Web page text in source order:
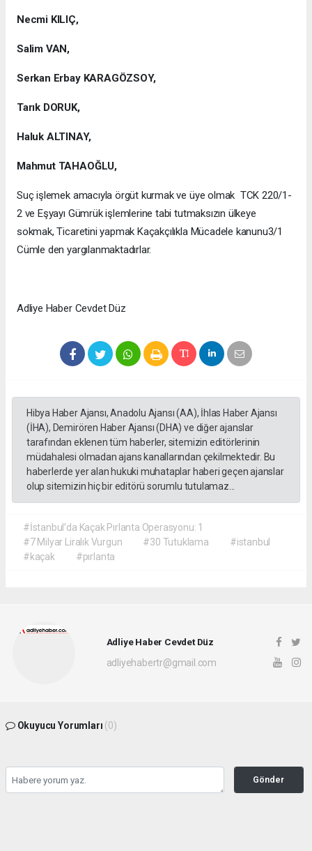
Necmi KILIÇ,
Salim VAN,
Serkan Erbay KARAGÖZSOY,
Tarık DORUK,
Haluk ALTINAY,
Mahmut TAHAOĞLU,
Suç işlemek amacıyla örgüt kurmak ve üye olmak TCK 220/1-
2 ve Eşyayı Gümrük işlemlerine tabi tutmaksızın ülkeye
sokmak, Ticaretini yapmak Kaçakçılıkla Mücadele kanunu3/1
Cümle den yargılanmaktadırlar.
Adliye Haber Cevdet Düz
Hibya Haber Ajansı, Anadolu Ajansı (AA), İhlas Haber Ajansı
(İHA), Demirören Haber Ajansı (DHA) ve diğer ajanslar
tarafından eklenen tüm haberler, sitemizin editörlerinin
müdahalesi olmadan ajans kanallarından çekilmektedir. Bu
haberlerde yer alan hukuki muhataplar haberi geçen ajanslar
olup sitemizin hiç bir editörü sorumlu tutulamaz...
#İstanbul’da Kaçak Pırlanta Operasyonu: 1
#7 Milyar Liralık Vurgun
#30 Tutuklama
#istanbul
#kaçak
#pırlanta
Adliye Haber Cevdet Düz
adliyehabertr@gmail.com
Okuyucu Yorumları (0)
Gönder